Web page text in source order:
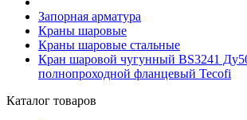
Запорная арматура
Краны шаровые
Краны шаровые стальные
Кран шаровой чугунный BS3241
полнопроходной фланцевый Tecofi
Каталог товаров